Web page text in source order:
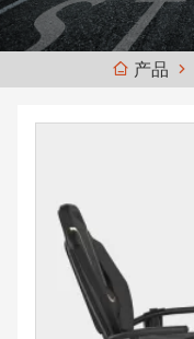
产品